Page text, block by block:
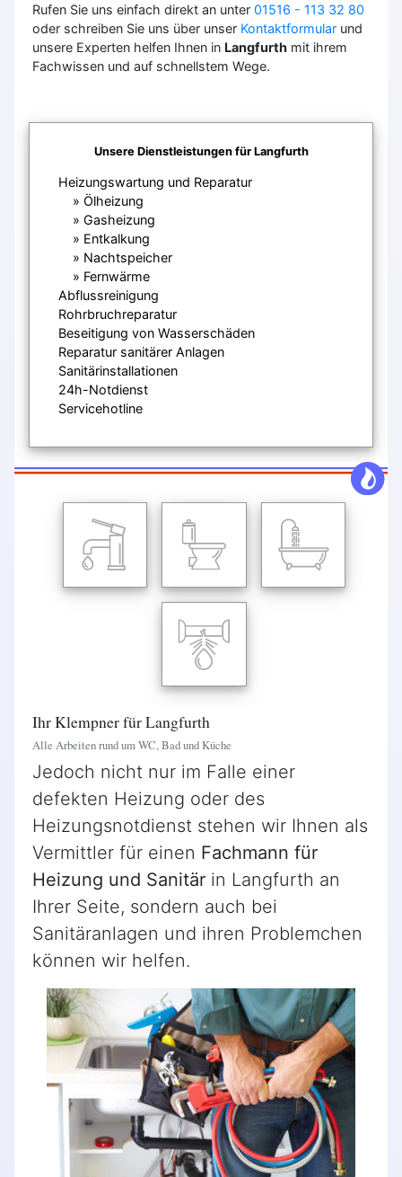
Rufen Sie uns einfach direkt an unter 01516 - 113 32 80
oder schreiben Sie uns über unser Kontaktformular und
unsere Experten helfen Ihnen in Langfurth mit ihrem
Fachwissen und auf schnellstem Wege.
Unsere Dienstleistungen für Langfurth
Heizungswartung und Reparatur
Ölheizung
Gasheizung
Entkalkung
Nachtspeicher
Fernwärme
Abflussreinigung
Rohrbruchreparatur
Beseitigung von Wasserschäden
Reparatur sanitärer Anlagen
Sanitärinstallationen
24h-Notdienst
Servicehotline
Ihr Klempner für Langfurth
Alle Arbeiten rund um WC, Bad und Küche
Jedoch nicht nur im Falle einer
defekten Heizung oder des
Heizungsnotdienst stehen wir Ihnen als
Vermittler für einen Fachmann für
Heizung und Sanitär in Langfurth an
Ihrer Seite, sondern auch bei
Sanitäranlagen und ihren Problemchen
können wir helfen.